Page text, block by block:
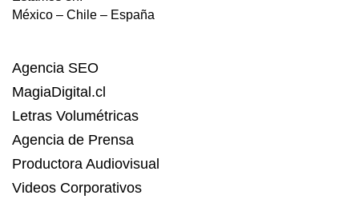
México – Chile – España
Agencia SEO
MagiaDigital.cl
Letras Volumétricas
Agencia de Prensa
Productora Audiovisual
Videos Corporativos